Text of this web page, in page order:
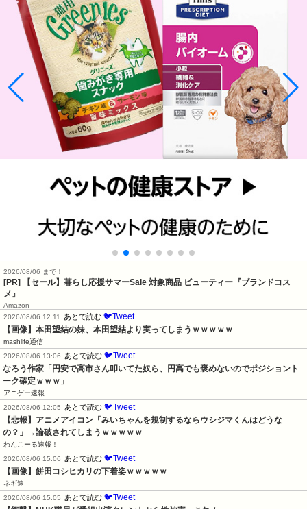
2026/08/06 まで！
[PR]
【セール】暮らし応援サマーSale 対象商品 ビューティー『ブランドコス
メ』
Amazon
2026/08/06 12:11
あとで読む 🐦Tweet
【画像】本田望結の妹、本田望結より実ってしまうｗｗｗｗｗ
mashlife通信
2026/08/06 13:06
あとで読む 🐦Tweet
なろう作家「円安で高市さん叩いてた奴ら、円高でも褒めないのでポジショント
ーク確定ｗｗｗ」
アニゲー速報
2026/08/06 12:05
あとで読む 🐦Tweet
【悲報】アニメアイコン「みいちゃんを規制するならウシジマくんはどうな
の？」→論破されてしまうｗｗｗｗｗ
わんこーる速報！
2026/08/06 15:06
あとで読む 🐦Tweet
【画像】餅田コシヒカリの下着姿ｗｗｗｗｗ
ネギ速
2026/08/06 15:05
あとで読む 🐦Tweet